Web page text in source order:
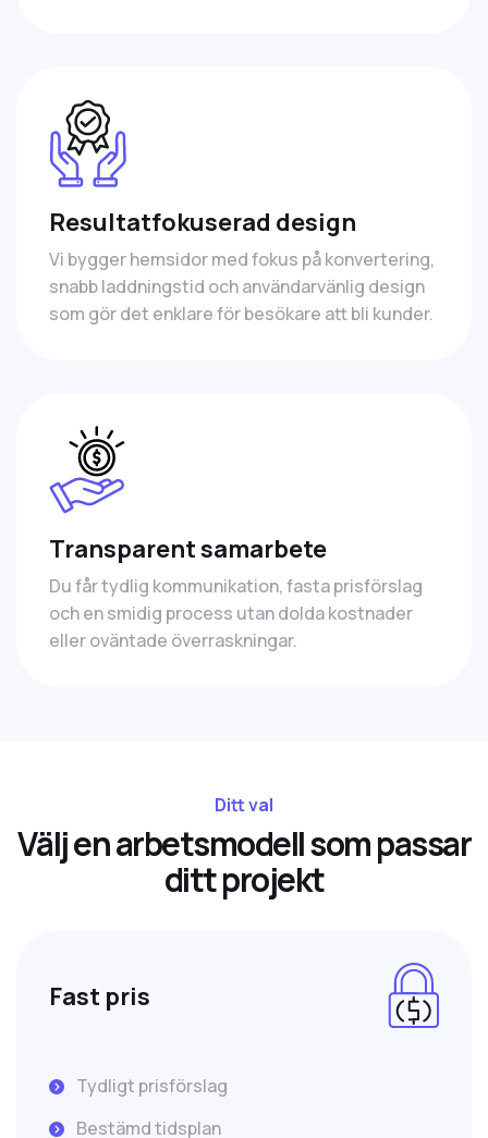
Resultatfokuserad design
Vi bygger hemsidor med fokus på konvertering,
snabb laddningstid och användarvänlig design
som gör det enklare för besökare att bli kunder.
Transparent samarbete
Du får tydlig kommunikation, fasta prisförslag
och en smidig process utan dolda kostnader
eller oväntade överraskningar.
Ditt val
Väljenarbetsmodellsompassar
dittprojekt
Fast pris
Tydligt prisförslag
Bestämd tidsplan